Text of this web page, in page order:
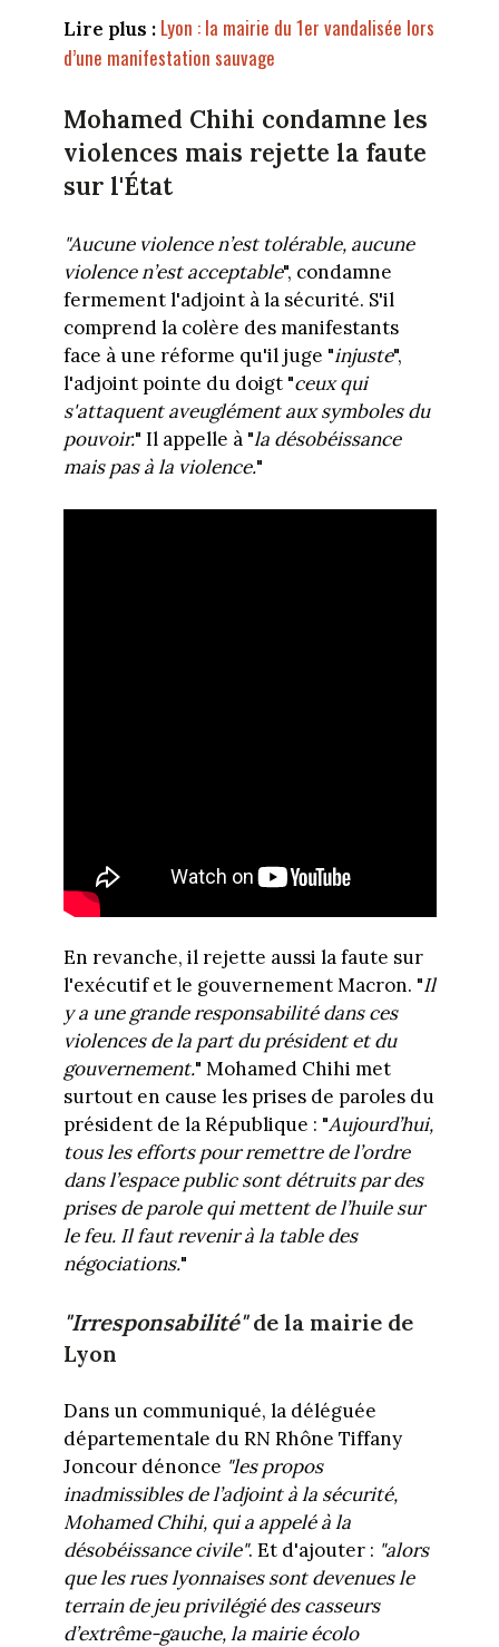
Lire plus : Lyon : la mairie du 1er vandalisée lors
d’une manifestation sauvage
Mohamed Chihi condamne les
violences mais rejette la faute
sur l'État
"Aucune violence n’est tolérable, aucune
violence n’est acceptable", condamne
fermement l'adjoint à la sécurité. S'il
comprend la colère des manifestants
face à une réforme qu'il juge "injuste",
l'adjoint pointe du doigt "ceux qui
s'attaquent aveuglément aux symboles du
pouvoir." Il appelle à "la désobéissance
mais pas à la violence."
En revanche, il rejette aussi la faute sur
l'exécutif et le gouvernement Macron. "Il
y a une grande responsabilité dans ces
violences de la part du président et du
gouvernement." Mohamed Chihi met
surtout en cause les prises de paroles du
président de la République : "Aujourd’hui,
tous les efforts pour remettre de l’ordre
dans l’espace public sont détruits par des
prises de parole qui mettent de l’huile sur
le feu. Il faut revenir à la table des
négociations."
"Irresponsabilité"de la mairie de
Lyon
Dans un communiqué, la déléguée
départementale du RN Rhône Tiffany
Joncour dénonce "les propos
inadmissibles de l’adjoint à la sécurité,
Mohamed Chihi, qui a appelé à la
désobéissance civile". Et d'ajouter : "alors
que les rues lyonnaises sont devenues le
terrain de jeu privilégié des casseurs
d’extrême-gauche, la mairie écolo